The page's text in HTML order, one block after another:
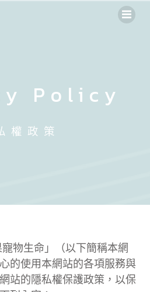
Policy
權政策
物生命」（以下簡稱本網
的使用本網站的各項服務與
站的隱私權保護政策，以保